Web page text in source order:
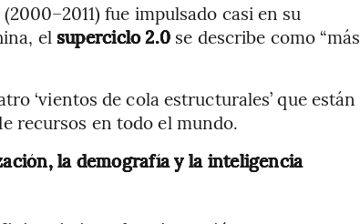
fue impulsado casi en su
el superciclo 2.0 se describe como “más
‘vientos de cola estructurales’ que están
recursos en todo el mundo.
la demografía y la inteligencia